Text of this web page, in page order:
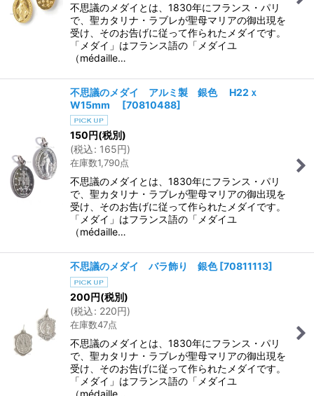
不思議のメダイとは、1830年にフランス・パリ
で、聖カタリナ・ラブレが聖母マリアの御出現を
受け、そのお告げに従って作られたメダイです。
「メダイ」はフランス語の「メダイユ
（médaille…
不思議のメダイ アルミ製 銀色 H22ｘ
W15mm
[70810488]
150円(税別)
(税込: 165円)
在庫数1,790点
不思議のメダイとは、1830年にフランス・パリ
で、聖カタリナ・ラブレが聖母マリアの御出現を
受け、そのお告げに従って作られたメダイです。
「メダイ」はフランス語の「メダイユ
（médaille…
不思議のメダイ バラ飾り 銀色 [70811113]
200円(税別)
(税込: 220円)
在庫数47点
不思議のメダイとは、1830年にフランス・パリ
で、聖カタリナ・ラブレが聖母マリアの御出現を
受け、そのお告げに従って作られたメダイです。
「メダイ」はフランス語の「メダイユ
（médaille…